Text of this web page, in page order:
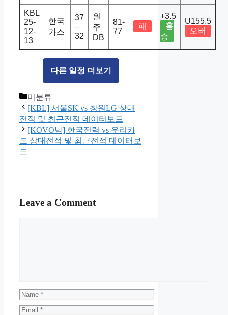
KBL
25-
12-
13
한국
가스
37
–
32
원
주
DB
81-
77
패
+3.5
홈
승
U155.5
오버
다른 일정 더보기
Categories
미분류
[KBL] 서울SK vs 창원LG 상대
전적 및 최근전적 데이터보드
[KOVO남] 한국전력 vs 우리카
드 상대전적 및 최근전적 데이터보
드
Leave a Comment
Name
Email